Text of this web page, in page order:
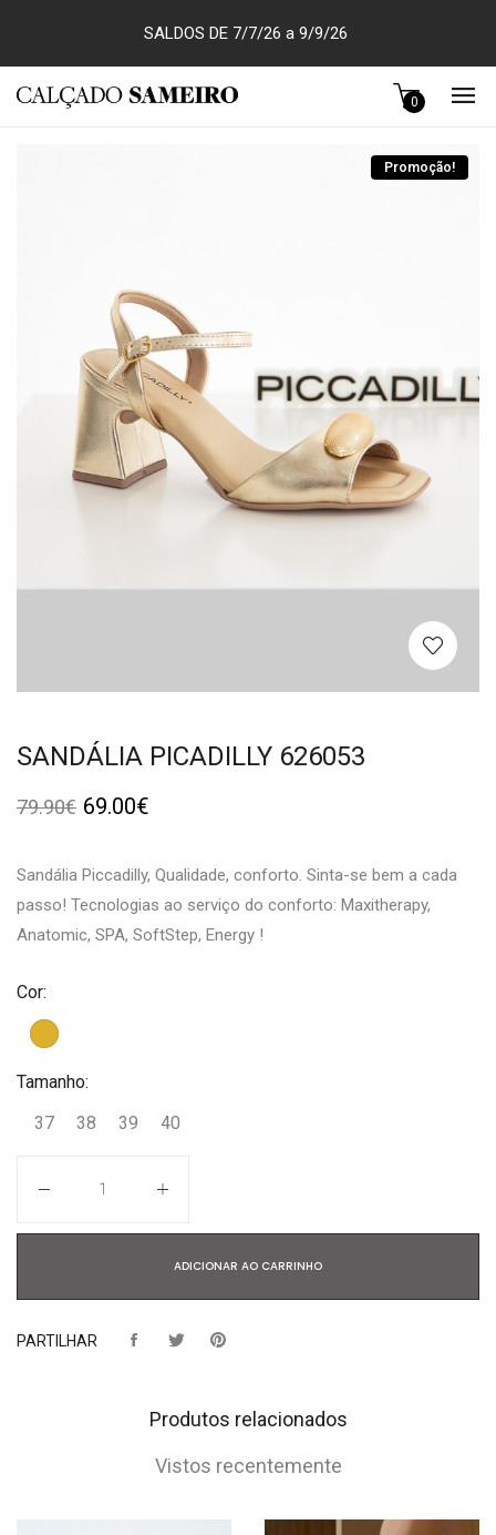
SALDOS DE 7/7/26 a 9/9/26
0
Promoção!
SANDÁLIA PICADILLY 626053
79.90€ 69.00€
Sandália Piccadilly, Qualidade, conforto. Sinta-se bem a cada
passo! Tecnologias ao serviço do conforto: Maxitherapy,
Anatomic, SPA, SoftStep, Energy !
Cor:
Tamanho:
37
38 39 40
ADICIONAR AO CARRINHO
PARTILHAR
Produtos relacionados
Vistos recentemente